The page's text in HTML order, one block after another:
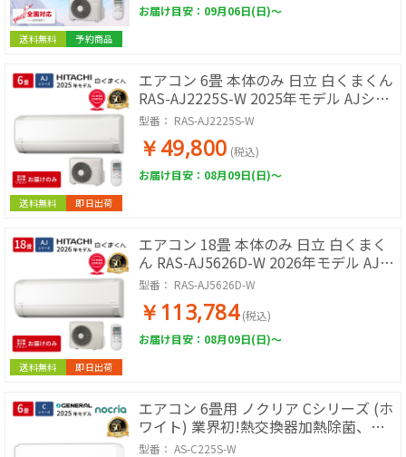
送料無料 予約商品
お届け目安：09月06日(日)～
送料無料 即日出荷
エアコン 6畳 本体のみ 日立 白くまくん
RAS-AJ2225S-W 2025年モデル AJシリ
ーズ ルームエアコン 取付工事なし 冷暖
房 単相100V スターホワイト 除湿 コン
パクト 壁掛けエアコン エアコン単品 寝
室 子ども部屋 書斎
型番： RAS-AJ2225S-W
￥49,800 (税込)
お届け目安：08月09日(日)～
送料無料 即日出荷
エアコン 18畳 本体のみ 日立 白くまく
ん RAS-AJ5626D-W 2026年モデル AJシ
リーズ ルームエアコン 取付工事なし 冷
暖房 単相200V スターホワイト 除湿 コ
ンパクト 壁掛けエアコン エアコン単品
リビング ダイニング 広い部屋
型番： RAS-AJ5626D-W
￥113,784 (税込)
お届け目安：08月09日(日)～
エアコン 6畳用 ノクリア Cシリーズ (ホ
ワイト) 業界初!熱交換器加熱除菌、コ
ンパクトモデル
型番： AS-C225S-W